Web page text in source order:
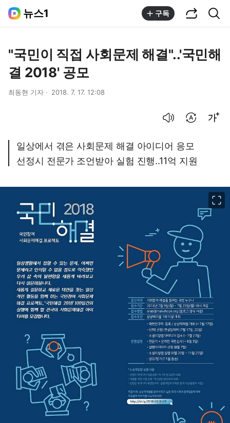
뉴스1 구독
"국민이 직접 사회문제 해결"..'국민해
결 2018' 공모
최동현 기자 2018. 7. 17. 12:08
일상에서 겪은 사회문제 해결 아이디어 응모
선정시 전문가 조언받아 실험 진행..11억 지원